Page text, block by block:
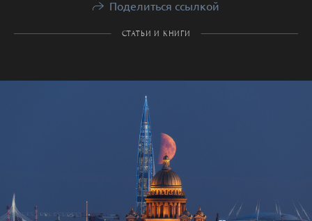
Поделиться ссылкой
СТАТЬИ И КНИГИ